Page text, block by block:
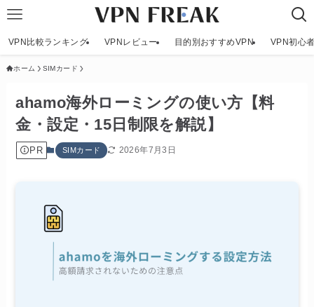
VPN比較ランキング VPNレビュー 目的別おすすめVPN VPN初心
ホーム SIMカード
ahamo海外ローミングの使い方【料
金・設定・15日制限を解説】
PR SIMカード 2026年7月3日